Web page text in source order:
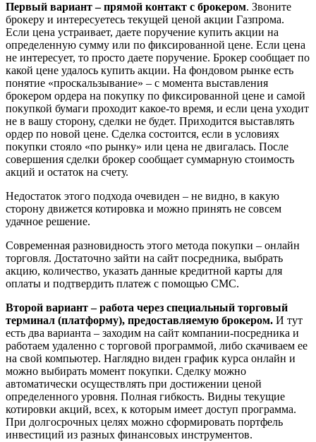
Первый вариант – прямой контакт с брокером. Звоните
брокеру и интересуетесь текущей ценой акции Газпрома.
Если цена устраивает, даете поручение купить акции на
определенную сумму или по фиксированной цене. Если цена
не интересует, то просто даете поручение. Брокер сообщает по
какой цене удалось купить акции. На фондовом рынке есть
понятие «проскальзывание» – с момента выставления
брокером ордера на покупку по фиксированной цене и самой
покупкой бумаги проходит какое-то время, и если цена уходит
не в вашу сторону, сделки не будет. Приходится выставлять
ордер по новой цене. Сделка состоится, если в условиях
покупки стояло «по рынку» или цена не двигалась. После
совершения сделки брокер сообщает суммарную стоимость
акций и остаток на счету.
Недостаток этого подхода очевиден – не видно, в какую
сторону движется котировка и можно принять не совсем
удачное решение.
Современная разновидность этого метода покупки – онлайн
торговля. Достаточно зайти на сайт посредника, выбрать
акцию, количество, указать данные кредитной карты для
оплаты и подтвердить платеж с помощью СМС.
Второй вариант – работа через специальный торговый
терминал (платформу), предоставляемую брокером. И тут
есть два варианта – заходим на сайт компании-посредника и
работаем удаленно с торговой программой, либо скачиваем ее
на свой компьютер. Наглядно виден график курса онлайн и
можно выбирать момент покупки. Сделку можно
автоматически осуществлять при достижении ценой
определенного уровня. Полная гибкость. Видны текущие
котировки акций, всех, к которым имеет доступ программа.
При долгосрочных целях можно сформировать портфель
инвестиций из разных финансовых инструментов.